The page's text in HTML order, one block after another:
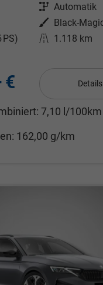
Getriebe Automatik
Außenfarbe
PS) Kilometerstand 1.118 km
€ Details
7,10 l/100km
162,00 g/km